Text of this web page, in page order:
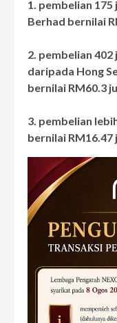
1. pembelian
Berhad bernilai
2. pembelian
daripada Hong
bernilai RM60.3
3. pembelian
bernilai RM16.47